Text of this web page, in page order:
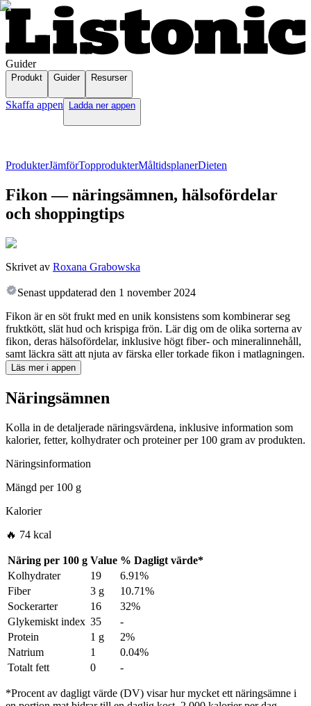
Guider
Produkt Guider Resurser
Skaffa appen Ladda ner appen
ProdukterJämförTopprodukterMåltidsplanerDieten
Fikon — näringsämnen, hälsofördelar
och shoppingtips
Skrivet av Roxana Grabowska
Senast uppdaterad den 1 november 2024
Fikon är en söt frukt med en unik konsistens som kombinerar seg
fruktkött, slät hud och krispiga frön. Lär dig om de olika sorterna av
fikon, deras hälsofördelar, inklusive högt fiber- och mineralinnehåll,
samt läckra sätt att njuta av färska eller torkade fikon i matlagningen.
Läs mer i appen
Näringsämnen
Kolla in de detaljerade näringsvärdena, inklusive information som
kalorier, fetter, kolhydrater och proteiner per 100 gram av produkten.
Näringsinformation
Mängd per100 g
Kalorier
🔥 74 kcal
Näring per 100 g Value % Dagligt värde*
Kolhydrater
19
6.91%
Fiber
3 g
10.71%
Sockerarter
16
32%
Glykemiskt index 35
-
Protein
1 g
2%
Natrium
1
0.04%
Totalt fett
0 -
*Procent av dagligt värde (DV) visar hur mycket ett näringsämne i